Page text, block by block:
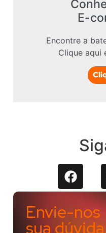
E-
Encontre a
Clique aqui
Envie-nos
sua